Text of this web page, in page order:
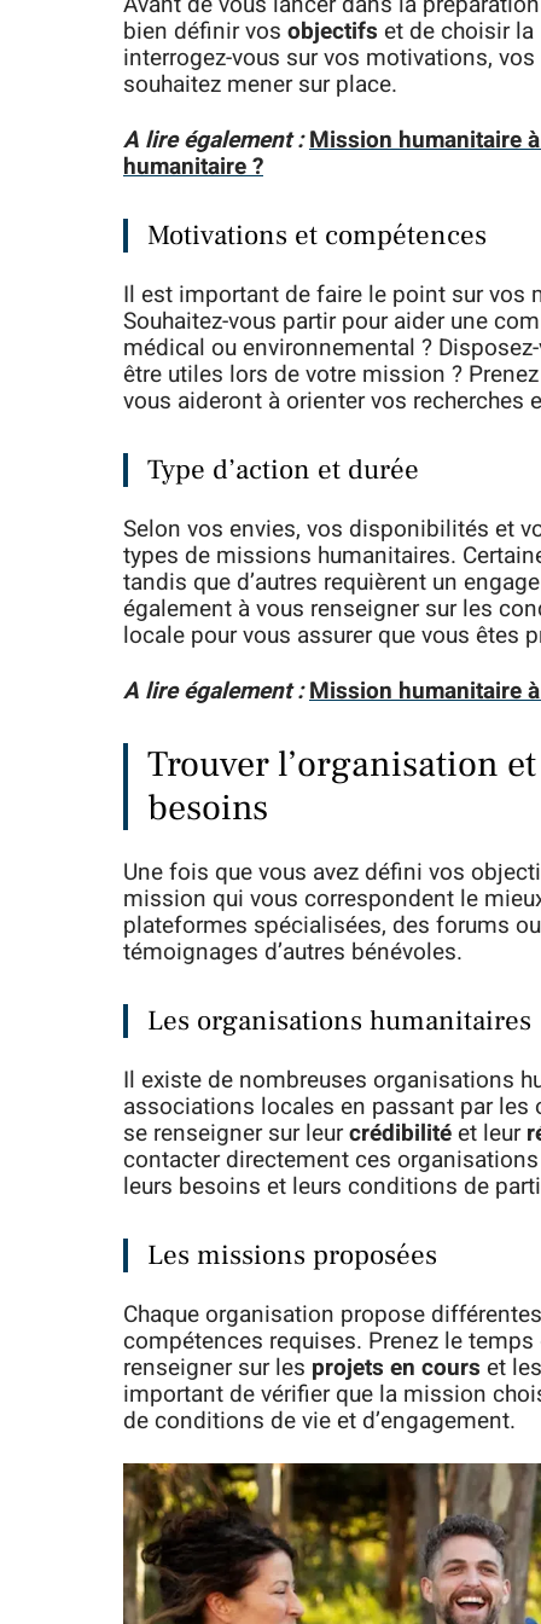
bien définir vos objectifs et de choisir
interrogez-vous sur vos motivations,
souhaitez mener sur place.
A lire également :Mission humanitaire
humanitaire ?
Motivations et compétences
Il est important de faire le point sur
Souhaitez-vous partir pour aider une
médical ou environnemental ?
être utiles lors de votre mission ?
vous aideront à orienter vos
Type d’action et durée
Selon vos envies, vos disponibilités et
types de missions humanitaires.
tandis que d’autres requièrent un
également à vous renseigner sur les
locale pour vous assurer que vous êtes
A lire également :Mission humanitaire
Trouver l’organisation
besoins
Une fois que vous avez défini vos
mission qui vous correspondent le
plateformes spécialisées, des forums
témoignages d’autres bénévoles.
Les organisations humanitaires
Il existe de nombreuses organisations
associations locales en passant par
se renseigner sur leurcrédibilitéet leur
contacter directement ces
leurs besoins et leurs conditions de
Les missions proposées
Chaque organisation propose
compétences requises. Prenez le
renseigner sur les projets en cours et
important de vérifier que la mission
de conditions de vie et d’engagement.